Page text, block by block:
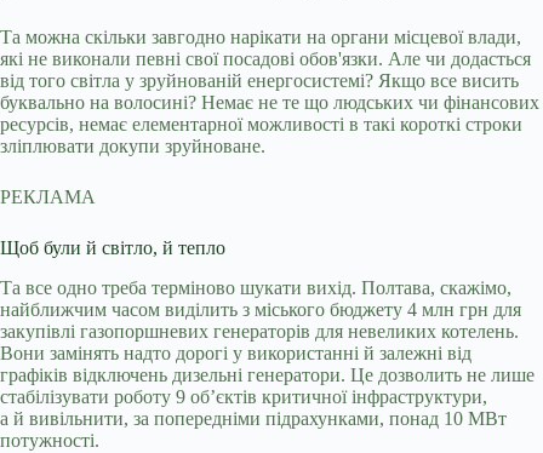
Та можна скільки завгодно нарікати на органи місцевої влади,
які не виконали певні свої посадові обов'язки. Але чи додасться
від того світла у зруйнованій енергосистемі? Якщо все висить
буквально на волосині? Немає не те що людських чи фінансових
ресурсів, немає елементарної можливості в такі короткі строки
зліплювати докупи зруйноване.
РЕКЛАМА
Щоб були й світло, й тепло
Та все одно треба терміново шукати вихід. Полтава, скажімо,
найближчим часом виділить з міського бюджету 4 млн грн для
закупівлі газопоршневих генераторів для невеликих котелень.
Вони замінять надто дорогі у використанні й залежні від
графіків відключень дизельні генератори. Це дозволить не лише
стабілізувати роботу 9 об’єктів критичної інфраструктури,
а й вивільнити, за попередніми підрахунками, понад 10 МВт
потужності.